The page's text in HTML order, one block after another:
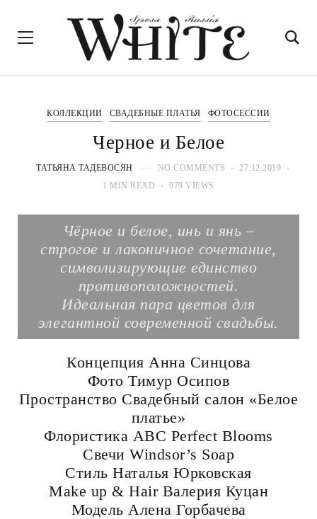
КОЛЛЕКЦИИ СВАДЕБНЫЕ ПЛАТЬЯ ФОТОСЕССИИ
Черное и Белое
ТАТЬЯНА ТАДЕВОСЯН NO COMMENTS
27.12.2019
1 MIN READ
979 VIEWS
Чёрное и белое, инь и янь –
строгое и лаконичное сочетание,
символизирующие единство
противоположностей.
Идеальная пара цветов для
элегантной современной свадьбы.
Концепция Анна Синцова
Фото Тимур Осипов
Пространство Свадебный салон «Белое
платье»
Флористика ABC Perfect Blooms
Свечи Windsor’s Soap
Стиль Наталья Юрковская
Make up & Hair Валерия Куцан
Модель Алена Горбачева